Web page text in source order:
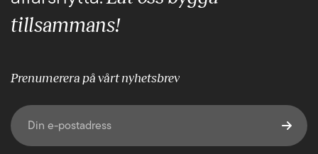
tillsammans!
Prenumerera på vårt nyhetsbrev
E-post(Obligatoriskt)